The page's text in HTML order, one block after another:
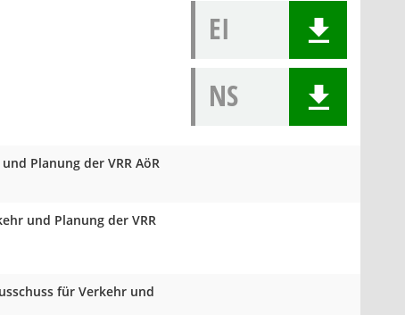
EI
NS
Planung der VRR AöR
und Planung der VRR
für Verkehr und